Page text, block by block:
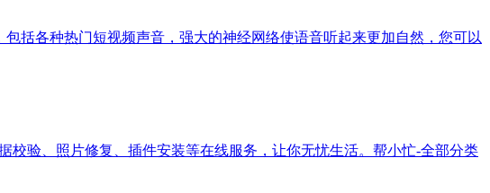
括各种热门短视频声音，强大的神经网络使语音听起来更加自然，您可以
验、照片修复、插件安装等在线服务，让你无忧生活。帮小忙-全部分类